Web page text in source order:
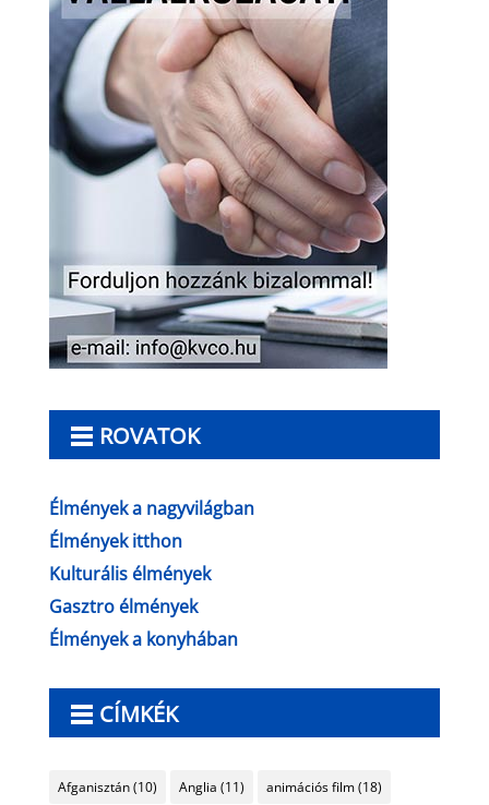
ROVATOK
Élmények a nagyvilágban
Élmények itthon
Kulturális élmények
Gasztro élmények
Élmények a konyhában
CÍMKÉK
Afganisztán(10) Anglia (11) animációs film(18)